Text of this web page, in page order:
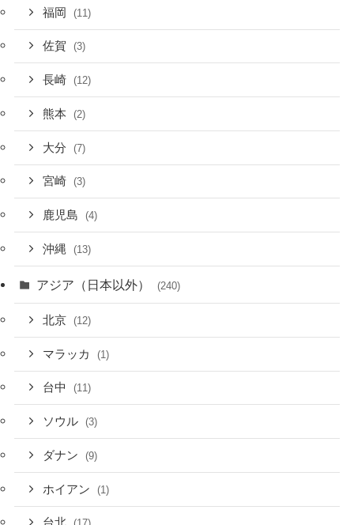
福岡 (11)
佐賀 (3)
長崎 (12)
熊本 (2)
大分 (7)
宮崎 (3)
鹿児島 (4)
沖縄 (13)
アジア（日本以外） (240)
北京 (12)
マラッカ (1)
台中 (11)
ソウル (3)
ダナン (9)
ホイアン (1)